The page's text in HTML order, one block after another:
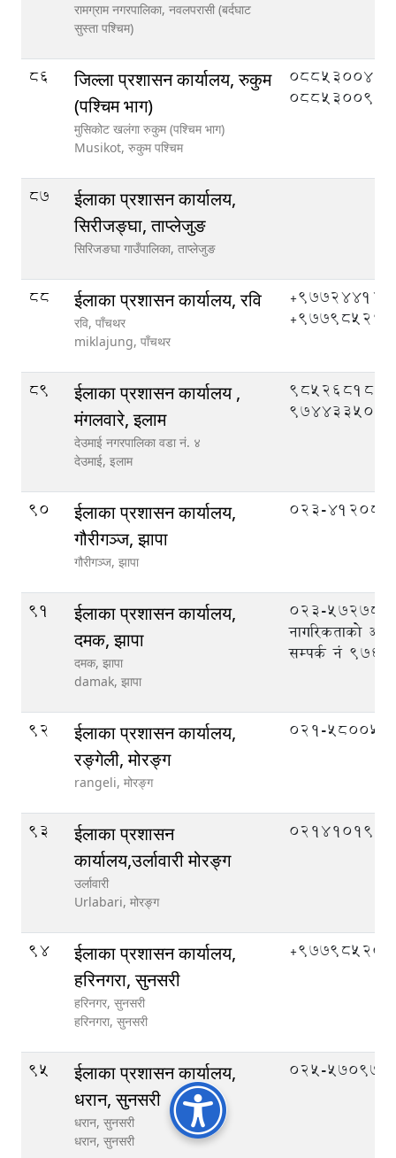
रामग्राम नगरपालिका, नवलपरासी (बर्दघाट
सुस्ता पश्चिम)
86
जिल्ला प्रशासन कार्यालय, रुकुम
(पश्चिम भाग)
मुसिकोट खलंगा रुकुम (पश्चिम भाग)
Musikot, रुकुम पश्चिम
०८८५३००४०,
०८८५३००९०
87
ईलाका प्रशासन कार्यालय,
सिरीजङ्घा, ताप्लेजुङ
सिरिजङघा गाउँपालिका, ताप्लेजुङ
88 ईलाका प्रशासन कार्यालय, रवि
रवि, पाँचथर
miklajung, पाँचथर
89
ईलाका प्रशासन कार्यालय ,
मंगलवारे, इलाम
देउमाई नगरपालिका वडा नं. ४
देउमाई, इलाम
9744335089
90
ईलाका प्रशासन कार्यालय,
गौरीगञ्ज, झापा
गौरीगञ्ज, झापा
023-412087
91
ईलाका प्रशासन कार्यालय,
दमक, झापा
दमक, झापा
damak, झापा
023-572789,
नागरिकताको
सम्पर्क नं
92
ईलाका प्रशासन कार्यालय,
रङ्गेली, मोरङ्ग
rangeli, मोरङ्ग
०२१-५८००५६
93
ईलाका प्रशासन
कार्यालय,उर्लावारी मोरङ्ग
उर्लावारी
Urlabari, मोरङ्ग
०२१४१०१९९
94
ईलाका प्रशासन कार्यालय,
हरिनगरा, सुनसरी
हरिनगर, सुनसरी
हरिनगरा, सुनसरी
95
ईलाका प्रशासन कार्यालय,
धरान, सुनसरी
धरान, सुनसरी
धरान, सुनसरी
०२५-५७०९७०